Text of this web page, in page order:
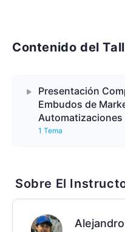
Contenido del
Presentación
Embudos de
Automatizaciones
1 Tema
Sobre El